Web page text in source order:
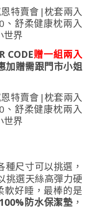
CODE贈一組兩入
加贈需跟門市小姐
種尺寸可以挑選，
挑選天絲高彈力硬
軟好睡，最棒的是
防水保潔墊 ，